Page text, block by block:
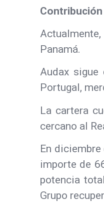
Contribución
Panamá.
Audax
Portugal,
La cartera
cercano al
En
importe de
potencia
Grupo